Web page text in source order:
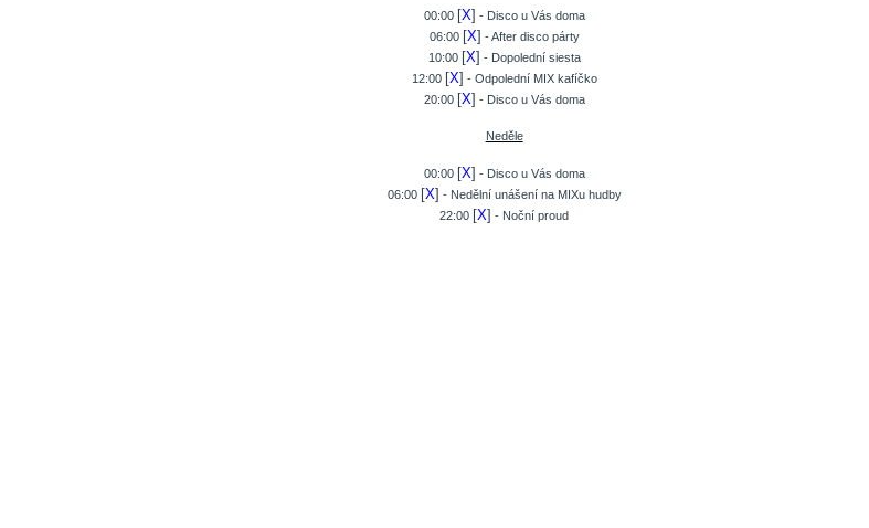
00:00 [X] - Disco u Vás doma
06:00 [X] - After disco párty
10:00 [X] - Dopolední siesta
12:00 [X] - Odpolední MIX kafíčko
20:00 [X] - Disco u Vás doma
Neděle
00:00 [X] - Disco u Vás doma
06:00 [X] - Nedělní unášení na MIXu hudby
22:00 [X] - Noční proud